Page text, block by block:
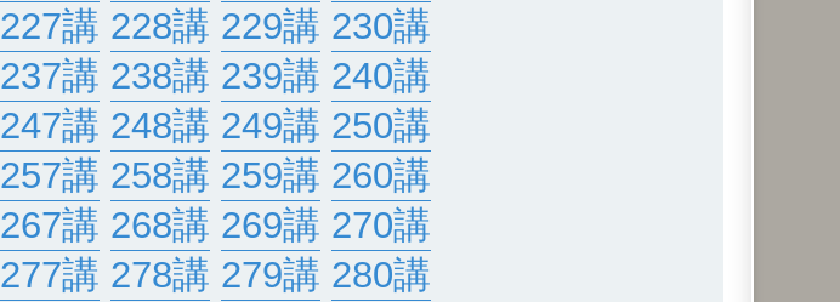
227講 228講 229講 230講
237講 238講 239講 240講
247講 248講 249講 250講
257講 258講 259講 260講
267講 268講 269講 270講
277講 278講 279講 280講